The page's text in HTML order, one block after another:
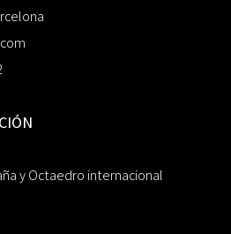
y Octaedro internacional